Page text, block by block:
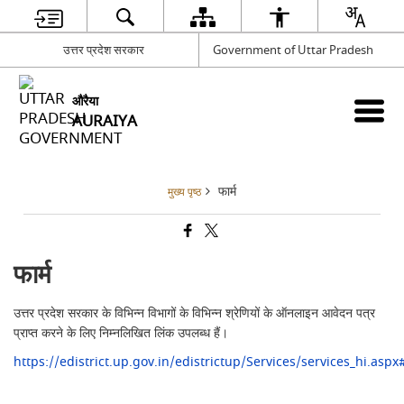
उत्तर प्रदेश सरकार Government of Uttar Pradesh
औरैया
AURAIYA
मुख्य पृष्ठ फार्म
फार्म
उत्तर प्रदेश सरकार के विभिन्न विभागों के विभिन्न श्रेणियों के ऑनलाइन आवेदन पत्र
प्राप्त करने के लिए निम्नलिखित लिंक उपलब्ध हैं।
https://edistrict.up.gov.in/edistrictup/Services/